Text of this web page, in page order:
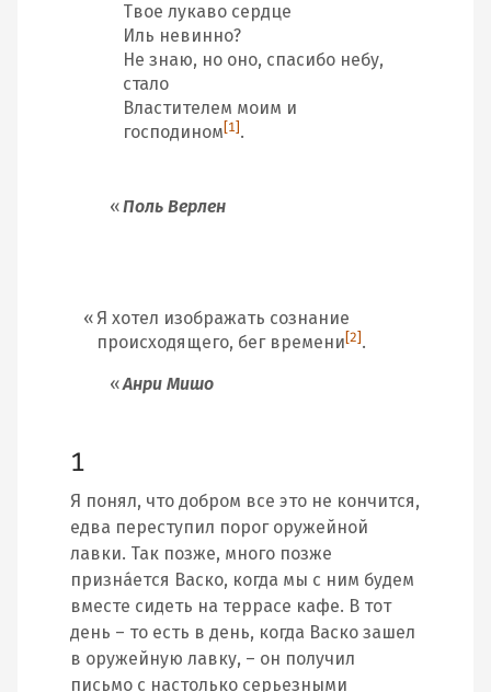
Твое лукаво сердце
Иль невинно?
Не знаю, но оно, спасибо небу,
стало
Властителем моим и
господином [1] .
Поль Верлен
Я хотел изображать сознание
происходящего, бег времени [2] .
Анри Мишо
1
Я понял, что добром все это не кончится,
едва переступил порог оружейной
лавки. Так позже, много позже
призна́ется Васко, когда мы с ним будем
вместе сидеть на террасе кафе. В тот
день – то есть в день, когда Васко зашел
в оружейную лавку, – он получил
письмо с настолько серьезными